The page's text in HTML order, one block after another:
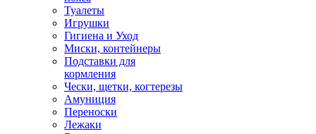
Туалеты
Игрушки
Гигиена и Уход
Миски, контейнеры
Подставки для
кормления
Чески, щетки, когтерезы
Амуниция
Переноски
Лежаки